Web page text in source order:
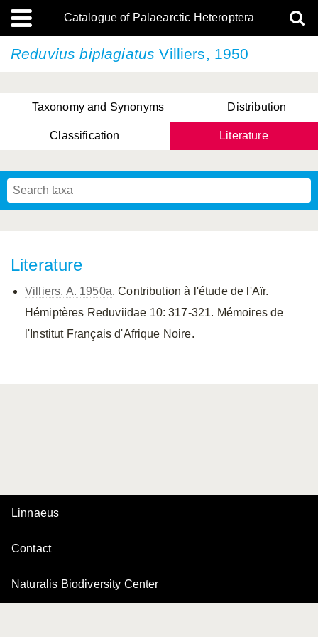
Catalogue of Palaearctic Heteroptera
Reduvius biplagiatus Villiers, 1950
Taxonomy and Synonyms Distribution
Classification Literature
Literature
Villiers, A. 1950a. Contribution à l'étude de l'Aïr.
Hémiptères Reduviidae 10: 317-321. Mémoires de
l'Institut Français d'Afrique Noire.
Linnaeus
Contact
Naturalis Biodiversity Center